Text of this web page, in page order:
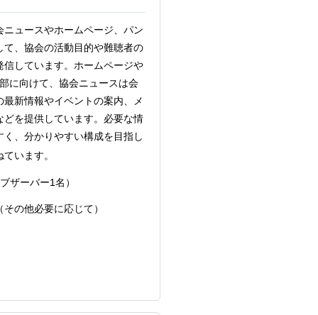
ニュースやホームページ、パン
て、協会の活動目的や難聴者の
信しています。ホームページや
に向けて、協会ニュースは会
最新情報やイベントの案内、メ
どを提供しています。必要な情
、分かりやすい構成を目指し
います。
ザーバー1名）
の他必要に応じて）